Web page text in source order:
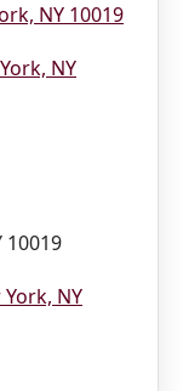
NY 10019
NY
10019
NY